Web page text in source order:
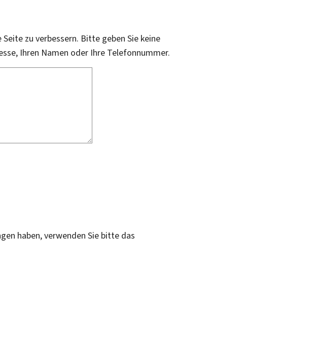
zu verbessern. Bitte geben Sie keine
Ihren Namen oder Ihre Telefonnummer.
haben, verwenden Sie bitte das